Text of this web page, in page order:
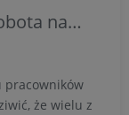
na…
pracowników
że wielu z